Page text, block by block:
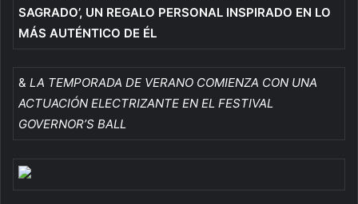
SAGRADO’, UN REGALO PERSONAL INSPIRADO EN LO
MÁS AUTÉNTICO DE ÉL
& LA TEMPORADA DE VERANO COMIENZA CON UNA
ACTUACIÓN ELECTRIZANTE EN EL FESTIVAL
GOVERNOR’S BALL